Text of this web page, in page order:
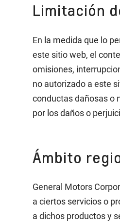
Limitación
En la medida que lo
este sitio web, el
omisiones,
no autorizado a este
conductas dañosas o
por los daños o
Ámbito
General Motors
a ciertos servicios o
a dichos productos y